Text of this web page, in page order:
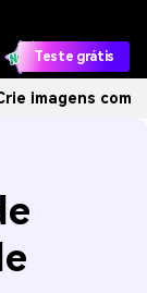
Teste grátis
com IA sem